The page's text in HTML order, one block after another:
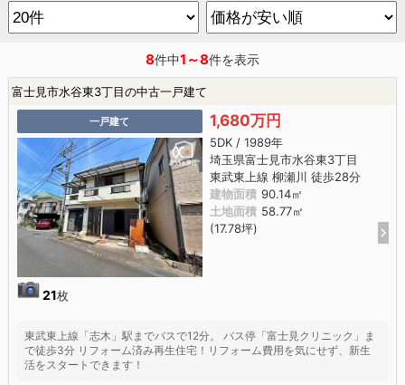
8件中1～8件を表示
富士見市水谷東3丁目の中古一戸建て
一戸建て
21枚
1,680万円
5DK / 1989年
埼玉県富士見市水谷東3丁目
東武東上線 柳瀬川 徒歩28分
建物面積 90.14㎡
土地面積 58.77㎡
(17.78坪)
東武東上線「志木」駅までバスで12分。 バス停「富士見クリニック」ま
で徒歩3分 リフォーム済み再生住宅！リフォーム費用を気にせず、新生
活をスタートできます！